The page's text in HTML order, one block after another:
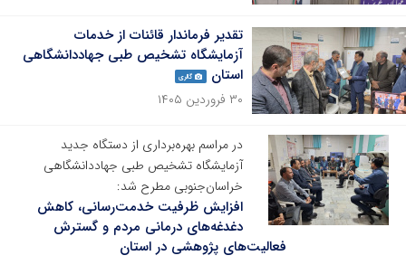
تقدیر فرماندار قائنات از خدمات
آزمایشگاه تشخیص طبی جهاددانشگاهی
استان
گالری
۳۰ فروردین ۱۴۰۵
در مراسم بهره‌برداری از دستگاه جدید
آزمایشگاه تشخیص طبی جهاددانشگاهی
خراسان‌جنوبی مطرح شد:
افزایش ظرفیت خدمت‌رسانی، کاهش
دغدغه‌های درمانی مردم و گسترش
فعالیت‌های پژوهشی در استان